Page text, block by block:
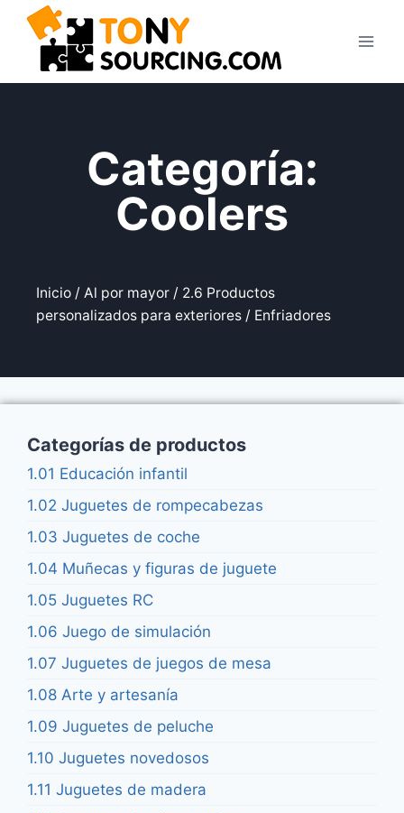
Categoría:
Coolers
Inicio / Al por mayor / 2.6 Productos
personalizados para exteriores / Enfriadores
Categorías de productos
1.01 Educación infantil
1.02 Juguetes de rompecabezas
1.03 Juguetes de coche
1.04 Muñecas y figuras de juguete
1.05 Juguetes RC
1.06 Juego de simulación
1.07 Juguetes de juegos de mesa
1.08 Arte y artesanía
1.09 Juguetes de peluche
1.10 Juguetes novedosos
1.11 Juguetes de madera